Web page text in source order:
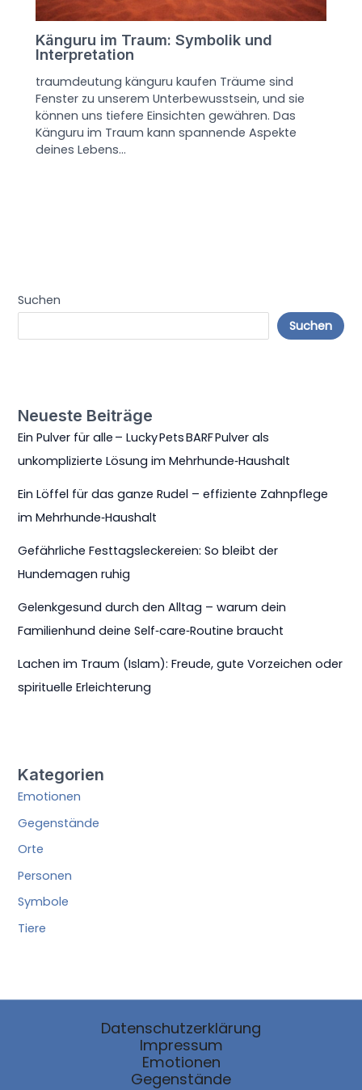
Känguru im Traum: Symbolik und
Interpretation
traumdeutung känguru kaufen Träume sind
Fenster zu unserem Unterbewusstsein, und sie
können uns tiefere Einsichten gewähren. Das
Känguru im Traum kann spannende Aspekte
deines Lebens…
Suchen
Suchen
Neueste Beiträge
Ein Pulver für alle – Lucky Pets BARF Pulver als
unkomplizierte Lösung im Mehrhunde‑Haushalt
Ein Löffel für das ganze Rudel – effiziente Zahnpflege
im Mehrhunde‑Haushalt
Gefährliche Festtagsleckereien: So bleibt der
Hundemagen ruhig
Gelenkgesund durch den Alltag – warum dein
Familienhund deine Self‑care‑Routine braucht
Lachen im Traum (Islam): Freude, gute Vorzeichen oder
spirituelle Erleichterung
Kategorien
Emotionen
Gegenstände
Orte
Personen
Symbole
Tiere
Datenschutzerklärung
Impressum
Emotionen
Gegenstände